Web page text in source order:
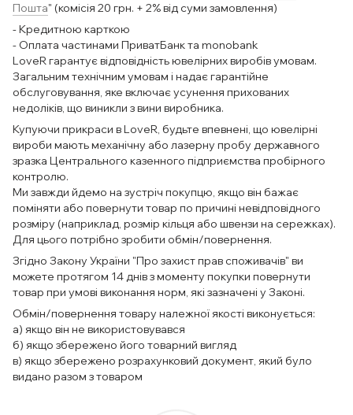
Пошта" (комісія 20 грн. + 2% від суми замовлення)
- Кредитною карткою
- Оплата частинами ПриватБанк та monobank
LoveR гарантує відповідність ювелірних виробів умовам.
Загальним технічним умовам і надає гарантійне
обслуговування, яке включає усунення прихованих
недоліків, що виникли з вини виробника.
Купуючи прикраси в LoveR, будьте впевнені, що ювелірні
вироби мають механічну або лазерну пробу державного
зразка Центрального казенного підприємства пробірного
контролю.
Ми завжди йдемо на зустріч покупцю, якщо він бажає
поміняти або повернути товар по причині невідповідного
розміру (наприклад, розмір кільця або швензи на сережках).
Для цього потрібно зробити обмін/повернення.
Згідно Закону України "Про захист прав споживачів" ви
можете протягом 14 днів з моменту покупки повернути
товар при умові виконання норм, які зазначені у Законі.
Обмін/повернення товару належної якості виконується:
а) якщо він не використовувався
б) якщо збережено його товарний вигляд
в) якщо збережено розрахунковий документ, який було
видано разом з товаром